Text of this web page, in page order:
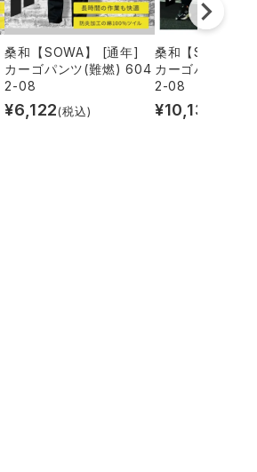
桑和【SOWA】 [通年]
カーゴパンツ(難燃) 604
2-08
¥6,122(税込)
桑和【SOWA】
カーゴパンツ(
2-08
¥10,131